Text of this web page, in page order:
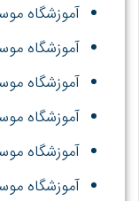
آموزشگاه
آموزشگاه
آموزشگاه
آموزشگاه
آموزشگاه
آموزشگاه